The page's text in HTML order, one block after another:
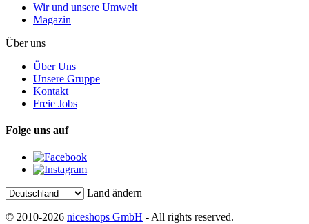
Wir und unsere Umwelt
Magazin
Über uns
Über Uns
Unsere Gruppe
Kontakt
Freie Jobs
Folge uns auf
Land ändern
© 2010-2026 niceshops GmbH - All rights reserved.